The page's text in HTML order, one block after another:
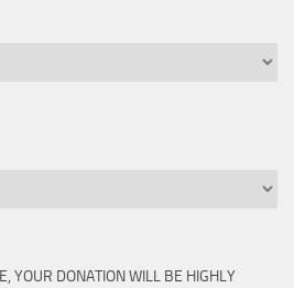
YOUR DONATION WILL BE HIGHLY